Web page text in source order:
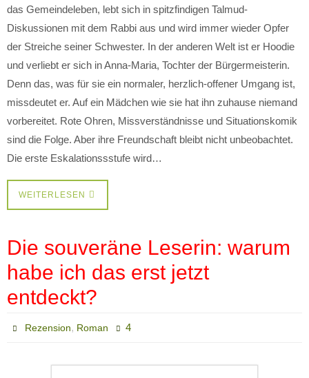
das Gemeindeleben, lebt sich in spitzfindigen Talmud-
Diskussionen mit dem Rabbi aus und wird immer wieder Opfer
der Streiche seiner Schwester. In der anderen Welt ist er Hoodie
und verliebt er sich in Anna-Maria, Tochter der Bürgermeisterin.
Denn das, was für sie ein normaler, herzlich-offener Umgang ist,
missdeutet er. Auf ein Mädchen wie sie hat ihn zuhause niemand
vorbereitet. Rote Ohren, Missverständnisse und Situationskomik
sind die Folge. Aber ihre Freundschaft bleibt nicht unbeobachtet.
Die erste Eskalationssstufe wird…
WEITERLESEN
Die souveräne Leserin: warum
habe ich das erst jetzt
entdeckt?
Rezension, Roman 4